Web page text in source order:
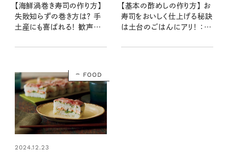
【海鮮渦巻き寿司の作り方】
失敗知らずの巻き方は？ 手
土産にも喜ばれる！ 歓声あ
ピ・しらいのりこさん
【基本の酢めしの作り方】 お
寿司をおいしく仕上げる秘訣
は土台のごはんにアリ！ ：レ
FOOD
2024.12.23